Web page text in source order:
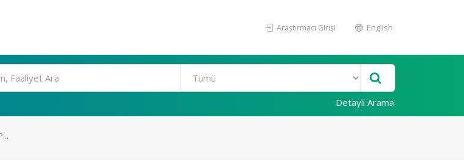
Araştırmacı Girişi English
Detaylı Arama